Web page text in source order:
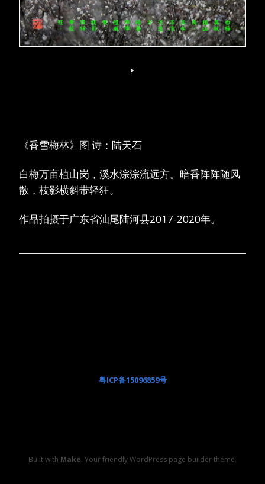
《香雪梅林》图 诗：陆天石
白梅万亩植山岗，溪水淙淙流远方。暗香阵阵随风
散，枝影横斜带轻狂。
作品拍摄于广东省汕尾陆河县2017-2020年。
粤ICP备15096859号
Built with Make. Your friendly WordPress page builder theme.